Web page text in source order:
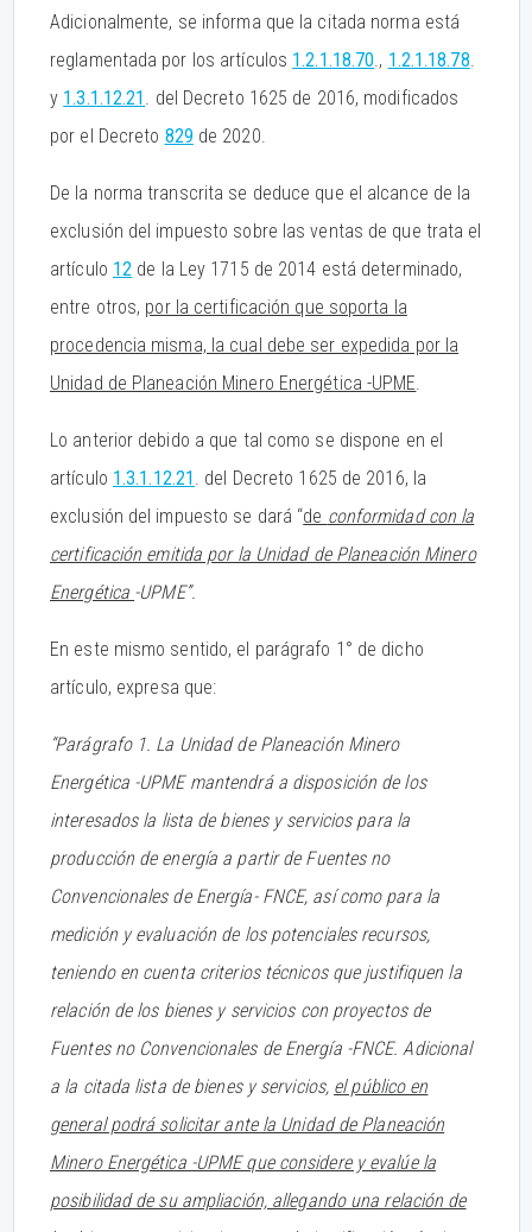
Adicionalmente, se informa que la citada norma está
reglamentada por los artículos 1.2.1.18.70., 1.2.1.18.78.
y 1.3.1.12.21. del Decreto 1625 de 2016, modificados
por el Decreto 829 de 2020.
De la norma transcrita se deduce que el alcance de la
exclusión del impuesto sobre las ventas de que trata el
artículo 12 de la Ley 1715 de 2014 está determinado,
entre otros, por la certificación que soporta la
procedencia misma, la cual debe ser expedida por la
Unidad de Planeación Minero Energética -UPME.
Lo anterior debido a que tal como se dispone en el
artículo 1.3.1.12.21. del Decreto 1625 de 2016, la
exclusión del impuesto se dará “de conformidad con la
certificación emitida por la Unidad de Planeación Minero
Energética -UPME”.
En este mismo sentido, el parágrafo 1° de dicho
artículo, expresa que:
“Parágrafo 1. La Unidad de Planeación Minero
Energética -UPME mantendrá a disposición de los
interesados la lista de bienes y servicios para la
producción de energía a partir de Fuentes no
Convencionales de Energía- FNCE, así como para la
medición y evaluación de los potenciales recursos,
teniendo en cuenta criterios técnicos que justifiquen la
relación de los bienes y servicios con proyectos de
Fuentes no Convencionales de Energía -FNCE. Adicional
a la citada lista de bienes y servicios, el público en
general podrá solicitar ante la Unidad de Planeación
Minero Energética -UPME que considere y evalúe la
posibilidad de su ampliación, allegando una relación de